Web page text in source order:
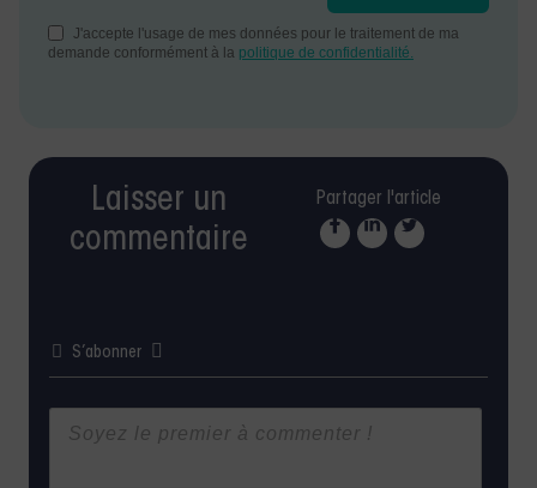
Laisser un
commentaire
Partager l'article
S’abonner